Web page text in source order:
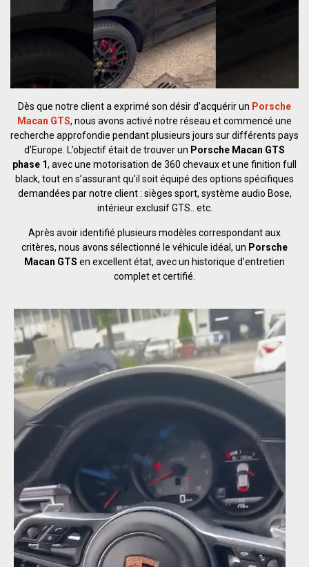
Dès que notre client a exprimé son désir d’acquérir un Porsche
Macan GTS, nous avons activé notre réseau et commencé une
recherche approfondie pendant plusieurs jours sur différents pays
d’Europe. L’objectif était de trouver un Porsche Macan GTS
phase 1, avec une motorisation de 360 chevaux et une finition full
black, tout en s’assurant qu’il soit équipé des options spécifiques
demandées par notre client : sièges sport, système audio Bose,
intérieur exclusif GTS.. etc.
Après avoir identifié plusieurs modèles correspondant aux
critères, nous avons sélectionné le véhicule idéal, un Porsche
Macan GTS en excellent état, avec un historique d’entretien
complet et certifié.